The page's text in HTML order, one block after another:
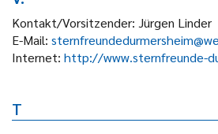
Kontakt/Vorsitzender: Jürgen Linder
E-Mail:
Internet: http://www.sternfreunde-
T